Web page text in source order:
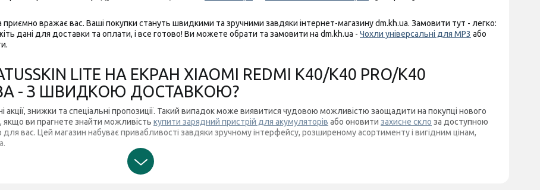
приємно вражає вас. Ваші покупки стануть швидкими та зручними завдяки інтернет-магазину dm.kh.ua. Замовити тут - легко:
дані для доставки та оплати, і все готово! Ви можете обрати та замовити на dm.kh.ua - Чохли універсальні для MP3 або
LITE НА ЕКРАН XIAOMI REDMI K40/K40 PRO/K40
- З ШВИДКОЮ ДОСТАВКОЮ?
акції, знижки та спеціальні пропозиції. Такий випадок може виявитися чудовою можливістю заощадити на покупці нового
якщо ви прагнете знайти можливість купити зарядний пристрій для акумуляторів або оновити захисне скло за доступною
вас. Цей магазин набуває привабливості завдяки зручному інтерфейсу, розширеному асортименту і вигідним цінам,